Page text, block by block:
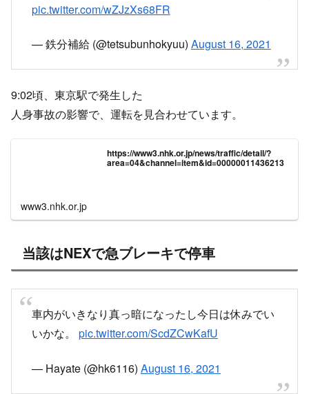
pic.twitter.com/wZJzXs68FR
— 鉄分補給 (@tetsubunhokyuu) August 16, 2021
9:02頃、東京駅で発生した
人身事故の影響で、運転を見合わせています。
https://www3.nhk.or.jp/news/traffic/detail/?
area=04&channel=item&id=00000011436213
www3.nhk.or.jp
当該はNEXで急ブレーキで停車
車内がいきなり真っ暗になったし今日は休みでい
いかな。 pic.twitter.com/ScdZCwKafU
— Hayate (@hk6116) August 16, 2021